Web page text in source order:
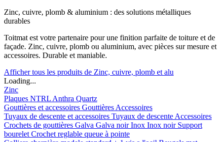
Zinc, cuivre, plomb & aluminium : des solutions métalliques
durables
Toitmat est votre partenaire pour une finition parfaite de toiture et de
façade. Zinc, cuivre, plomb ou aluminium, avec pièces sur mesure et
accessoires. Durable et maniable.
Afficher tous les produits de Zinc, cuivre, plomb et alu
Loading...
Zinc
Plaques NTRL Anthra Quartz
Gouttières et accessoires Gouttières Accessoires
Tuyaux de descente et accessoires Tuyaux de descente Accessoires
Crochets de gouttières Galva Galva noirInox Inox noir Support
bourelet Crochet reglable queue à pointe